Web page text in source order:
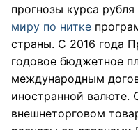
прогнозы курса
миру по нитке
страны. С 2016 года
годовое бюджетное
международным
иностранной валюте.
внешнеторговом